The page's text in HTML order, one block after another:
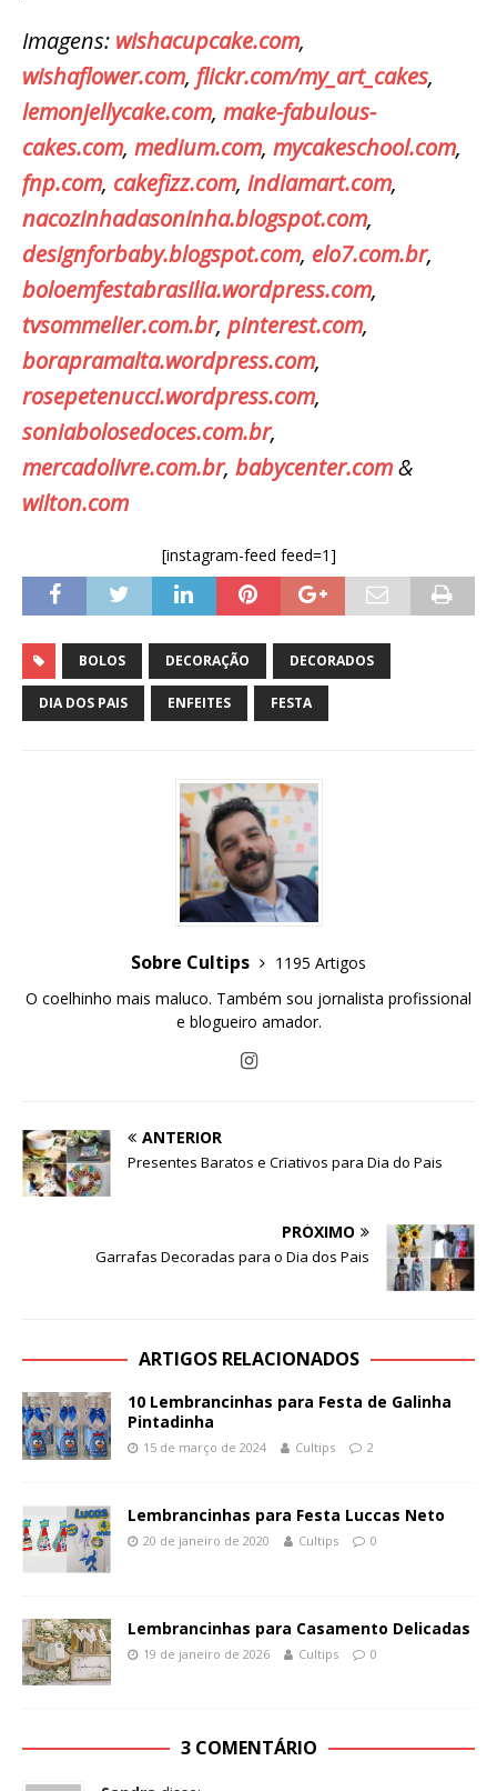
Imagens: wishacupcake.com,
wishaflower.com, flickr.com/my_art_cakes,
lemonjellycake.com, make-fabulous-
cakes.com, medium.com, mycakeschool.com,
fnp.com, cakefizz.com, indiamart.com,
nacozinhadasoninha.blogspot.com,
designforbaby.blogspot.com, elo7.com.br,
boloemfestabrasilia.wordpress.com,
tvsommelier.com.br, pinterest.com,
borapramalta.wordpress.com,
rosepetenucci.wordpress.com,
soniabolosedoces.com.br,
mercadolivre.com.br, babycenter.com&
wilton.com
[instagram-feed feed=1]
BOLOS DECORAÇÃO DECORADOS
DIA DOS PAIS ENFEITES FESTA
Sobre Cultips
1195 Artigos
O coelhinho mais maluco. Também sou jornalista profissional
e blogueiro amador.
ANTERIOR
Presentes Baratos e Criativos para Dia do Pais
PRÓXIMO
Garrafas Decoradas para o Dia dos Pais
ARTIGOS RELACIONADOS
10 Lembrancinhas para Festa de Galinha
Pintadinha
15 de março de 2024 Cultips 2
Lembrancinhas para Festa Luccas Neto
20 de janeiro de 2020 Cultips 0
Lembrancinhas para Casamento Delicadas
19 de janeiro de 2026 Cultips 0
3 COMENTÁRIO